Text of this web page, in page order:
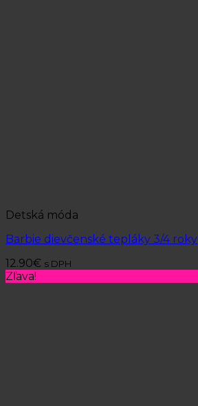
Detská móda
Barbie dievčenské tepláky 3/4 roky
12.90€ s DPH
Zľava!